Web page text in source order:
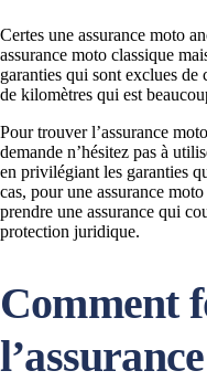
Certes une assurance moto
assurance moto classique
garanties qui sont exclues
de kilomètres qui est
Pour trouver l’assurance
demande n’hésitez pas à
en privilégiant les garanties
cas, pour une assurance
prendre une assurance qui
protection juridique.
Comment